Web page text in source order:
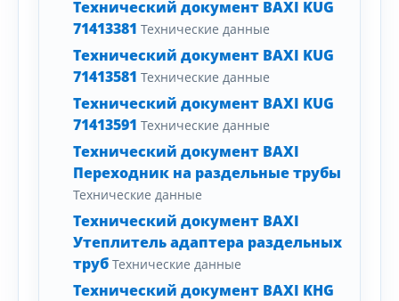
Технический документ BAXI KUG
71413381 Технические данные
Технический документ BAXI KUG
71413581 Технические данные
Технический документ BAXI KUG
71413591 Технические данные
Технический документ BAXI
Переходник на раздельные трубы
Технические данные
Технический документ BAXI
Утеплитель адаптера раздельных
труб Технические данные
Технический документ BAXI KHG